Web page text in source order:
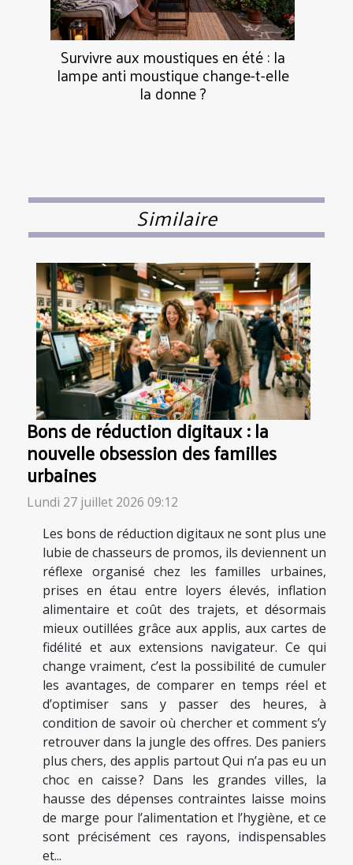
Survivre aux moustiques en été : la
lampe anti moustique change-t-elle
la donne ?
Similaire
Bons de réduction digitaux : la
nouvelle obsession des familles
urbaines
Lundi 27 juillet 2026 09:12
Les bons de réduction digitaux ne sont plus une
lubie de chasseurs de promos, ils deviennent un
réflexe organisé chez les familles urbaines,
prises en étau entre loyers élevés, inflation
alimentaire et coût des trajets, et désormais
mieux outillées grâce aux applis, aux cartes de
fidélité et aux extensions navigateur. Ce qui
change vraiment, c’est la possibilité de cumuler
les avantages, de comparer en temps réel et
d’optimiser sans y passer des heures, à
condition de savoir où chercher et comment s’y
retrouver dans la jungle des offres. Des paniers
plus chers, des applis partout Qui n’a pas eu un
choc en caisse ? Dans les grandes villes, la
hausse des dépenses contraintes laisse moins
de marge pour l’alimentation et l’hygiène, et ce
sont précisément ces rayons, indispensables
et...